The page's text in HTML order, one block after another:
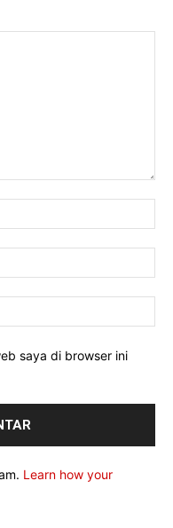
saya di browser ini
Learn how your